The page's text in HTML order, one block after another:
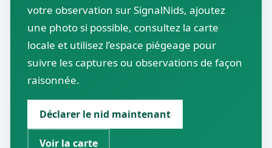
votre observation sur SignalNids, ajoutez
une photo si possible, consultez la carte
locale et utilisez l’espace piégeage pour
suivre les captures ou observations de façon
raisonnée.
Déclarer le nid maintenant
Voir la carte